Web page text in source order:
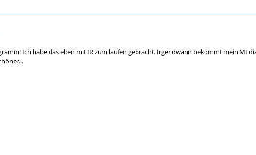
Ich habe das eben mit IR zum laufen gebracht. Irgendwann bekommt mein